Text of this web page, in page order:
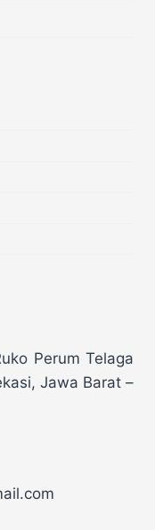
Perum Telaga
Jawa Barat –